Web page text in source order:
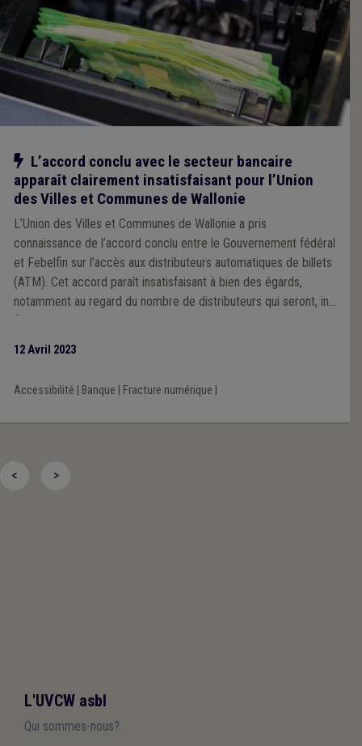
Notre action
L’accord conclu avec le secteur bancaire
apparaît clairement insatisfaisant pour l’Union
des Villes et Communes de Wallonie
L’Union des Villes et Communes de Wallonie a pris
connaissance de l’accord conclu entre le Gouvernement fédéral
et Febelfin sur l’accès aux distributeurs automatiques de billets
(ATM). Cet accord paraît insatisfaisant à bien des égards,
notamment au regard du nombre de distributeurs qui seront, in
12 Avril 2023
Accessibilité Banque Fracture numérique
< >
L'UVCW asbl
Qui sommes-nous?